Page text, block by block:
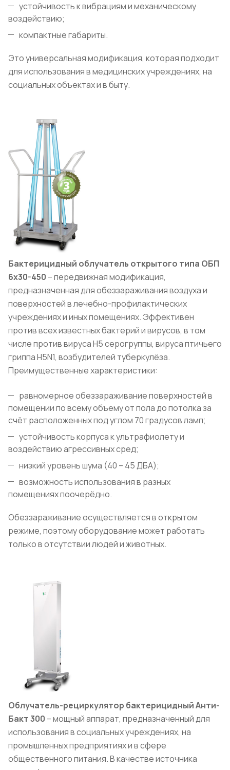
устойчивость к вибрациям и механическому
воздействию;
компактные габариты.
Это универсальная модификация, которая подходит
для использования в медицинских учреждениях, на
социальных объектах и в быту.
Бактерицидный облучатель открытого типа ОБП
6х30-450 – передвижная модификация,
предназначенная для обеззараживания воздуха и
поверхностей в лечебно-профилактических
учреждениях и иных помещениях. Эффективен
против всех известных бактерий и вирусов, в том
числе против вируса H5 серогруппы, вируса птичьего
гриппа H5N1, возбудителей туберкулёза.
Преимущественные характеристики:
равномерное обеззараживание поверхностей в
помещении по всему объему от пола до потолка за
счёт расположенных под углом 70 градусов ламп;
устойчивость корпуса к ультрафиолету и
воздействию агрессивных сред;
низкий уровень шума (40 – 45 ДБА);
возможность использования в разных
помещениях поочерёдно.
Обеззараживание осуществляется в открытом
режиме, поэтому оборудование может работать
только в отсутствии людей и животных.
Облучатель-рециркулятор бактерицидный Анти-
Бакт 300 – мощный аппарат, предназначенный для
использования в социальных учреждениях, на
промышленных предприятиях и в сфере
общественного питания. В качестве источника